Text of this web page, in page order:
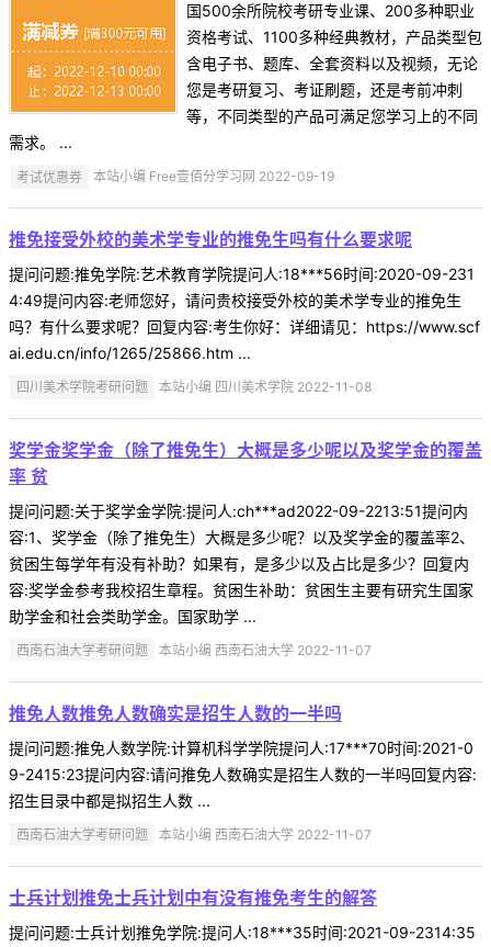
国500余所院校考研专业课、200多种职业
资格考试、1100多种经典教材，产品类型包
含电子书、题库、全套资料以及视频，无论
您是考研复习、考证刷题，还是考前冲刺
等，不同类型的产品可满足您学习上的不同
需求。 ...
考试优惠券 本站小编 Free壹佰分学习网 2022-09-19
推免接受外校的美术学专业的推免生吗有什么要求呢
提问问题:推免学院:艺术教育学院提问人:18***56时间:2020-09-231
4:49提问内容:老师您好，请问贵校接受外校的美术学专业的推免生
吗？有什么要求呢？回复内容:考生你好：详细请见：https://www.scf
ai.edu.cn/info/1265/25866.htm ...
四川美术学院考研问题 本站小编 四川美术学院 2022-11-08
奖学金奖学金（除了推免生）大概是多少呢以及奖学金的覆盖
率 贫
提问问题:关于奖学金学院:提问人:ch***ad2022-09-2213:51提问内
容:1、奖学金（除了推免生）大概是多少呢？以及奖学金的覆盖率2、
贫困生每学年有没有补助？如果有，是多少以及占比是多少？回复内
容:奖学金参考我校招生章程。贫困生补助：贫困生主要有研究生国家
助学金和社会类助学金。国家助学 ...
西南石油大学考研问题 本站小编 西南石油大学 2022-11-07
推免人数推免人数确实是招生人数的一半吗
提问问题:推免人数学院:计算机科学学院提问人:17***70时间:2021-0
9-2415:23提问内容:请问推免人数确实是招生人数的一半吗回复内容:
招生目录中都是拟招生人数 ...
西南石油大学考研问题 本站小编 西南石油大学 2022-11-07
士兵计划推免士兵计划中有没有推免考生的解答
提问问题:士兵计划推免学院:提问人:18***35时间:2021-09-2314:35